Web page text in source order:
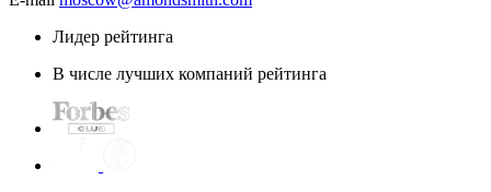
Лидер рейтинга
В числе лучших компаний рейтинга